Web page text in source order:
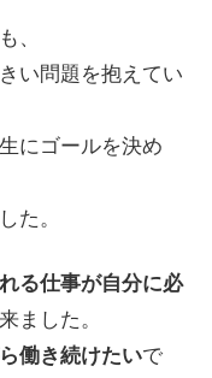
、
い問題を抱えてい
にゴールを決め
た。
る仕事が自分に必
ました。
働き続けたいで